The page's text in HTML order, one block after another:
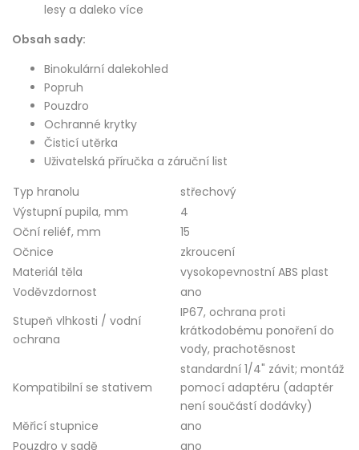
lesy a daleko více
Obsah sady:
Binokulární dalekohled
Popruh
Pouzdro
Ochranné krytky
Čisticí utěrka
Uživatelská příručka a záruční list
Typ hranolu
střechový
Výstupní pupila, mm
4
Oční reliéf, mm
15
Očnice
zkroucení
Materiál těla
vysokopevnostní ABS plast
Voděvzdornost
ano
Stupeň vlhkosti / vodní
ochrana
IP67, ochrana proti
krátkodobému ponoření do
vody, prachotěsnost
Kompatibilní se stativem
standardní 1/4" závit; montáž
pomocí adaptéru (adaptér
není součástí dodávky)
Měřicí stupnice
ano
Pouzdro v sadě
ano